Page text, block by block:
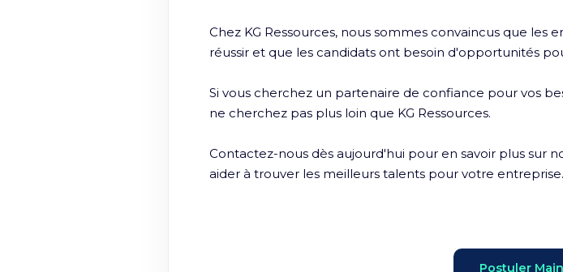
Chez KG Ressources, nous sommes convaincus que
réussir et que les candidats ont besoin d'opportunités
Si vous cherchez un partenaire de confiance pour vos
ne cherchez pas plus loin que KG Ressources.
Contactez-nous dès aujourd'hui pour en savoir plus sur
aider à trouver les meilleurs talents pour votre entreprise.
Postuler